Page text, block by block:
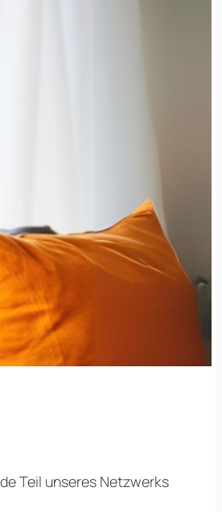
Teil unseres Netzwerks